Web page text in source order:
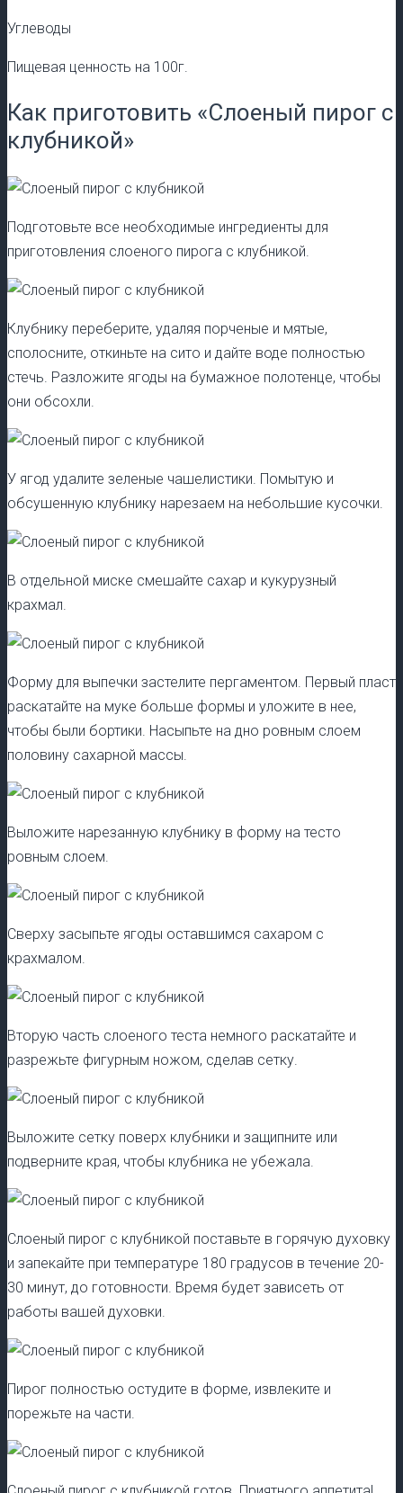
Углеводы
Пищевая ценность на 100г.
Как приготовить «Слоеный пирог с
клубникой»
Подготовьте все необходимые ингредиенты для
приготовления слоеного пирога с клубникой.
Клубнику переберите, удаляя порченые и мятые,
сполосните, откиньте на сито и дайте воде полностью
стечь. Разложите ягоды на бумажное полотенце, чтобы
они обсохли.
У ягод удалите зеленые чашелистики. Помытую и
обсушенную клубнику нарезаем на небольшие кусочки.
В отдельной миске смешайте сахар и кукурузный
крахмал.
Форму для выпечки застелите пергаментом. Первый пласт
раскатайте на муке больше формы и уложите в нее,
чтобы были бортики. Насыпьте на дно ровным слоем
половину сахарной массы.
Выложите нарезанную клубнику в форму на тесто
ровным слоем.
Сверху засыпьте ягоды оставшимся сахаром с
крахмалом.
Вторую часть слоеного теста немного раскатайте и
разрежьте фигурным ножом, сделав сетку.
Выложите сетку поверх клубники и защипните или
подверните края, чтобы клубника не убежала.
Слоеный пирог с клубникой поставьте в горячую духовку
и запекайте при температуре 180 градусов в течение 20-
30 минут, до готовности. Время будет зависеть от
работы вашей духовки.
Пирог полностью остудите в форме, извлеките и
порежьте на части.